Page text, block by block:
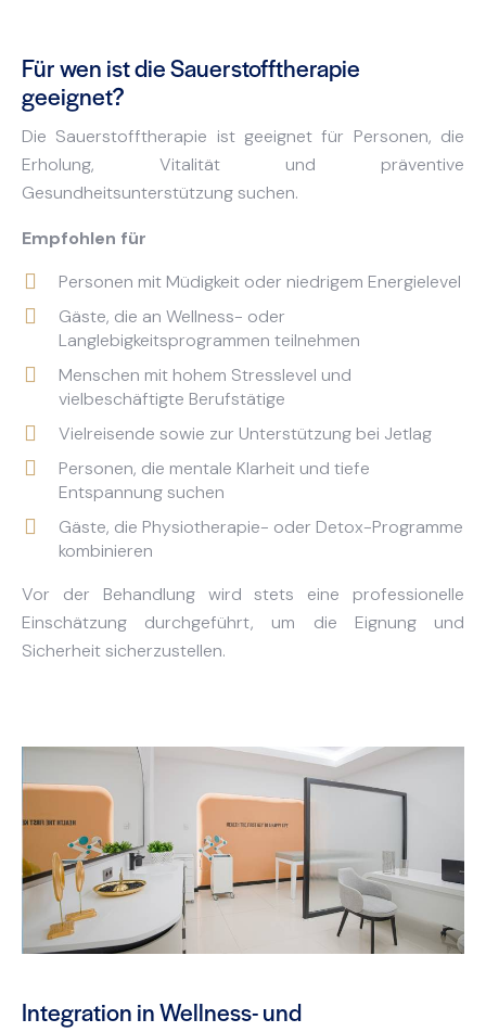
Für wen ist die Sauerstofftherapie
geeignet?
Die Sauerstofftherapie ist geeignet für Personen, die
Erholung, Vitalität und präventive
Gesundheitsunterstützung suchen.
Empfohlen für
Personen mit Müdigkeit oder niedrigem Energielevel
Gäste, die an Wellness- oder
Langlebigkeitsprogrammen teilnehmen
Menschen mit hohem Stresslevel und
vielbeschäftigte Berufstätige
Vielreisende sowie zur Unterstützung bei Jetlag
Personen, die mentale Klarheit und tiefe
Entspannung suchen
Gäste, die Physiotherapie- oder Detox-Programme
kombinieren
Vor der Behandlung wird stets eine professionelle
Einschätzung durchgeführt, um die Eignung und
Sicherheit sicherzustellen.
Integration in Wellness- und